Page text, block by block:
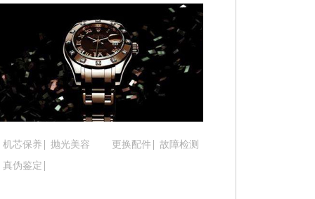
吉林省辽源市龙山区人民大街腕表时光售后服务中
吉林省梅河口市新华街道梅河大街腕表时光售后服
吉林省四平市铁东区紫气大路与南九经街交汇处腕
吉林省松原市宁江区五环大街腕表时光售后服务中
吉林省通化市东昌区环通乡江南大街腕表时光售后
辽宁省本溪市平山区胜利路腕表时光售后服务中心
机芯保养 抛光美容 更换配件
故障检测
真伪鉴定